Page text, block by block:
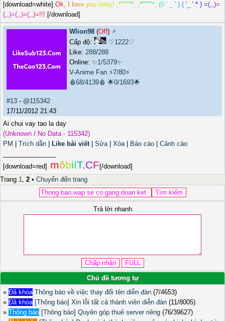
[download=white] Ok, ove you baby! ,*""""*, ,*""""*, (0 ' ' ) ( ' ' * ) =(,,)=
(,,)=(,,)=(,,)=!!! [/download]
Wlion98 (Off) ♂️
Cấp độ:
♡1222♡
Like: 288/288
Online: ✨1/5379✨
V-Anime Fan ⚡7/80⚡
🩸68/4139🩸 🌟0/1693🌟
#13 - @115342
17/11/2012 21:43
Ai chui vay tao la day
(Unknown / No Data - 115342)
PM
Trích dẫn Like bài viết| Sửa| Xóa| Báo cáo
Cảnh cáo
[download=red] môbiIT.CF [/download]
Trang 1, 2 • Chuyển đến trang
Trả lời nhanh
Chủ đề tương tự
» Đã khóa Thông báo về việc thay đổi tên diễn đàn (7/4653)
» Đã khóa [Thông báo] Xin lỗi tất cả thành viên diễn đàn (11/8005)
» Thông báo [Thông báo] Quyên góp thuê server riêng (76/39627)